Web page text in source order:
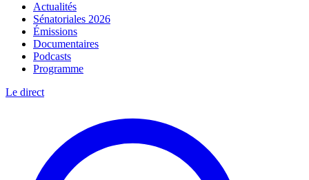
Actualités
Sénatoriales 2026
Émissions
Documentaires
Podcasts
Programme
Le direct